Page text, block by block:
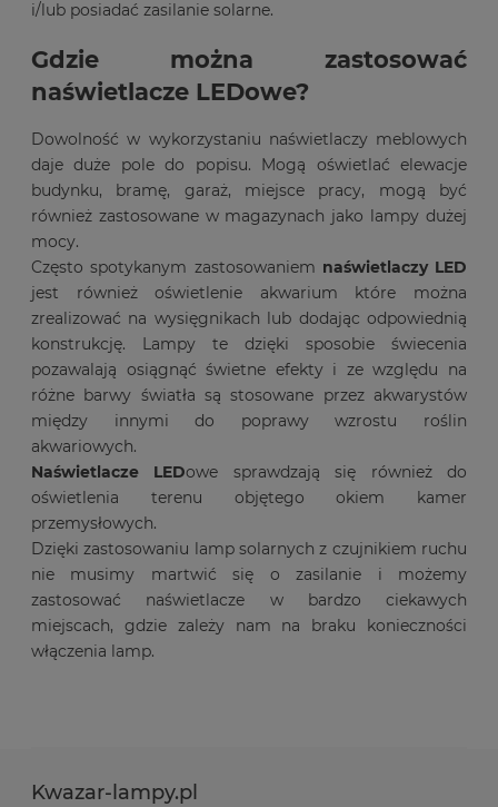
i/lub posiadać zasilanie solarne.
Gdzie można zastosować
naświetlacze LEDowe?
Dowolność w wykorzystaniu naświetlaczy meblowych
daje duże pole do popisu. Mogą oświetlać elewacje
budynku, bramę, garaż, miejsce pracy, mogą być
również zastosowane w magazynach jako lampy dużej
mocy.
Często spotykanym zastosowaniem naświetlaczy LED
jest również oświetlenie akwarium które można
zrealizować na wysięgnikach lub dodając odpowiednią
konstrukcję. Lampy te dzięki sposobie świecenia
pozawalają osiągnąć świetne efekty i ze względu na
różne barwy światła są stosowane przez akwarystów
między innymi do poprawy wzrostu roślin
akwariowych.
Naświetlacze LEDowe sprawdzają się również do
oświetlenia terenu objętego okiem kamer
przemysłowych.
Dzięki zastosowaniu lamp solarnych z czujnikiem ruchu
nie musimy martwić się o zasilanie i możemy
zastosować naświetlacze w bardzo ciekawych
miejscach, gdzie zależy nam na braku konieczności
włączenia lamp.
Kwazar-lampy.pl